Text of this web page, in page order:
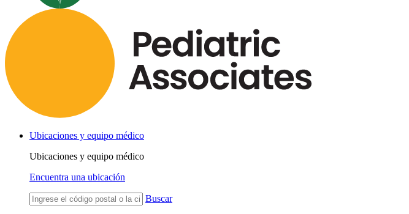
Ubicaciones y equipo médico
Ubicaciones y equipo médico
Encuentra una ubicación
Buscar